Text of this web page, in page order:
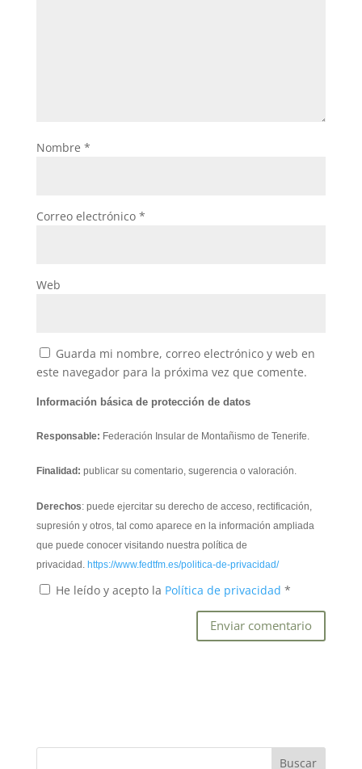
Nombre *
Correo electrónico *
Web
Guarda mi nombre, correo electrónico y web en
este navegador para la próxima vez que comente.
Información básica de protección de datos
Responsable: Federación Insular de Montañismo de Tenerife.
Finalidad: publicar su comentario, sugerencia o valoración.
Derechos: puede ejercitar su derecho de acceso, rectificación,
supresión y otros, tal como aparece en la información ampliada
que puede conocer visitando nuestra política de
privacidad. https://www.fedtfm.es/politica-de-privacidad/
He leído y acepto la Política de privacidad *